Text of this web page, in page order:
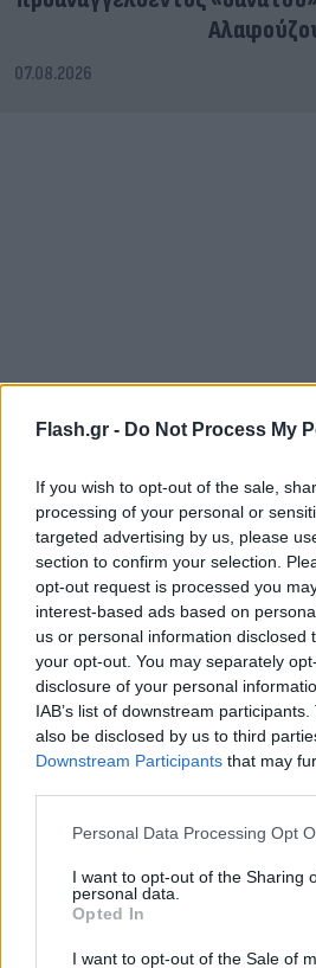
Flash.gr - Do Not Process My
If you wish to opt-out of the sale,
processing of your personal or
targeted advertising by us, please
section to confirm your selection.
opt-out request is processed you
interest-based ads based on
us or personal information disclosed
your opt-out. You may separately
disclosure of your personal
IAB’s list of downstream
also be disclosed by us to third
Downstream Participants that may
Please note that this website/app
not limited to your visit or usage
grant or deny consent to Google and
use your data for below specified
consent section.
Personal Data Processing Opt
I want to opt-out of the Sharing
personal data.
Opted In
I want to opt-out of the Sale of
07.08.2026